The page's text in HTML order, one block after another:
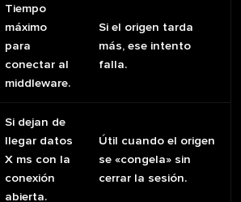
Tiempo
máximo
para
conectar al
middleware.
Si el origen tarda
más, ese intento
falla.
Si dejan de
llegar datos
X ms con la
conexión
abierta.
Útil cuando el origen
se «congela» sin
cerrar la sesión.